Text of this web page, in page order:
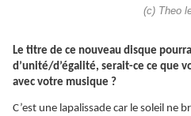
(c) Theo
Le titre de ce nouveau disque
d’unité/d’égalité, serait-ce ce que
avec votre musique ?
C’est une lapalissade car le soleil ne